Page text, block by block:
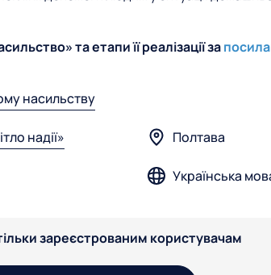
та етапи її реалізації за
насильству
надії» Полтава
Українська
зареєстрованим користувачам